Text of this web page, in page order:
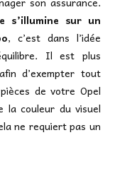
s’illumine sur un
, c’est dans l’idée
Il est plus
d’exempter tout
de votre Opel
la couleur du visuel
ne requiert pas un